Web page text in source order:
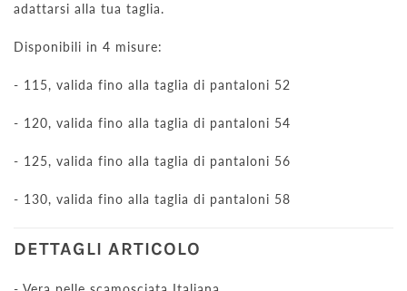
adattarsi alla tua taglia.
Disponibili in 4 misure:
- 115, valida fino alla taglia di pantaloni 52
- 120, valida fino alla taglia di pantaloni 54
- 125, valida fino alla taglia di pantaloni 56
- 130, valida fino alla taglia di pantaloni 58
DETTAGLI ARTICOLO